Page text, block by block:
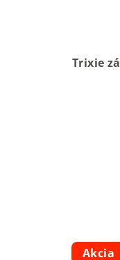
Trixie
Akcia